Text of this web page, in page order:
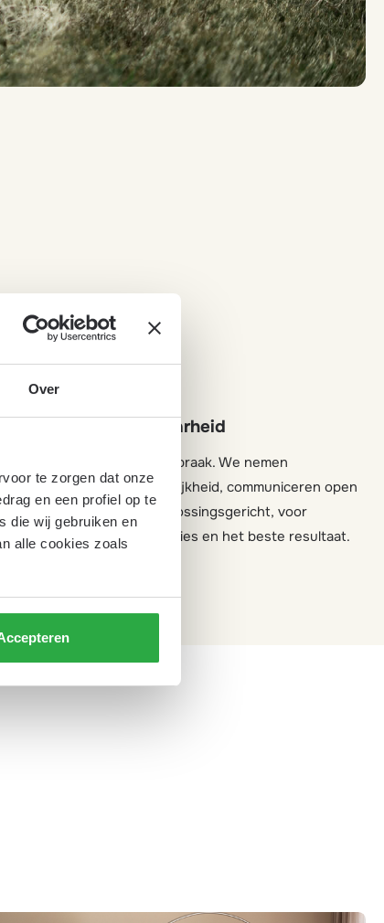
Over
te zorgen dat onze
en een profiel op te
die wij gebruiken en
alle cookies zoals
Betrouwbaarheid
Afspraak is afspraak. We nemen
verantwoordelijkheid, communiceren open
en werken oplossingsgericht, voor
duurzame relaties en het beste resultaat.